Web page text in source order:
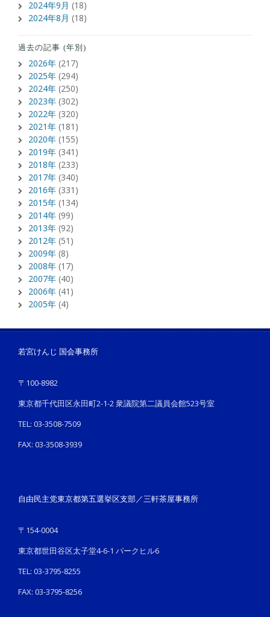
2024年9月 (18)
2024年8月 (18)
過去の記事 (年別)
2026年 (217)
2025年 (294)
2024年 (250)
2023年 (302)
2022年 (320)
2021年 (181)
2020年 (155)
2019年 (341)
2018年 (233)
2017年 (340)
2016年 (331)
2015年 (134)
2014年 (99)
2013年 (92)
2012年 (51)
2009年 (8)
2008年 (17)
2007年 (40)
2006年 (41)
2005年 (4)
若宮けんじ 国会事務所
〒100-8982
東京都千代田区永田町2-1-2 衆議院第二議員会館523号室
TEL: 03-3508-7509
FAX: 03-3508-3939
自由民主党東京都第五選挙区支部／三軒茶屋事務所
〒154-0004
東京都世田谷区太子堂4-6-1 パークヒル6
TEL: 03-3795-8255
FAX: 03-3795-8256